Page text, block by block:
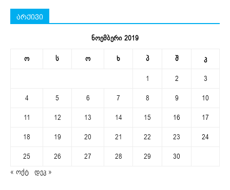
არქივი
ნოემბერი 2019
ო ს ო ხ პ შ კ
1 2
3
4
5 6 7 8 9
10
11
12 13 14 15 16
17
18
19 20 21 22 23
24
25
26 27 28 29
30
« ოქტ დეკ »